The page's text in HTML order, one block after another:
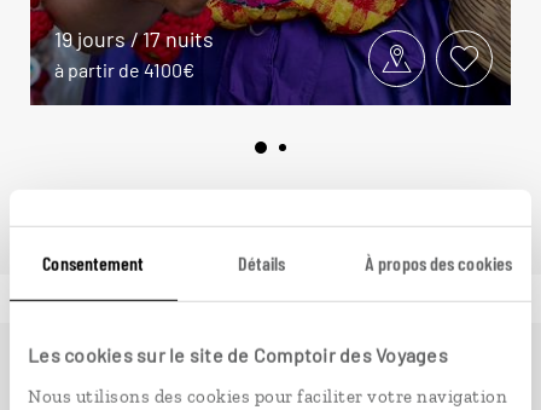
Consentement Détails À propos des cookies
Les cookies sur le site de Comptoir des Voyages
Nous utilisons des cookies pour faciliter votre navigation
19 jours / 17 nuits
à partir de 4100€
Ailleursest le magazine web de Comptoir des Voyages.